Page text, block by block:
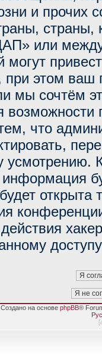
и прочих
страны,
или
могут
этом ваш
мы сочтём
возможности
что
открыта
Создано на основе phpBB®
[